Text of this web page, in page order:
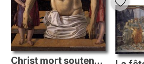
Christ mort soutenu par deux anges